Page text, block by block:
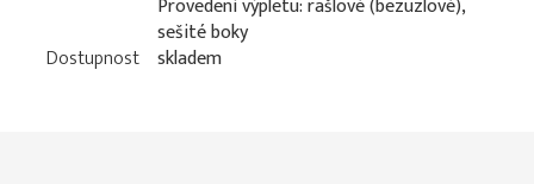
sešité boky
Dostupnost skladem